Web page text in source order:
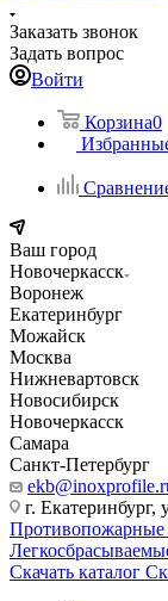
Заказать звонок
Задать вопрос
Войти
Корзина0
Ваш город
Новочеркасск
Воронеж
Екатеринбург
Можайск
Москва
Нижневартовск
Новосибирск
Новочеркасск
Самара
Санкт-Петербург
г. Екатеринбург,
Противопожарные
Скачать каталог